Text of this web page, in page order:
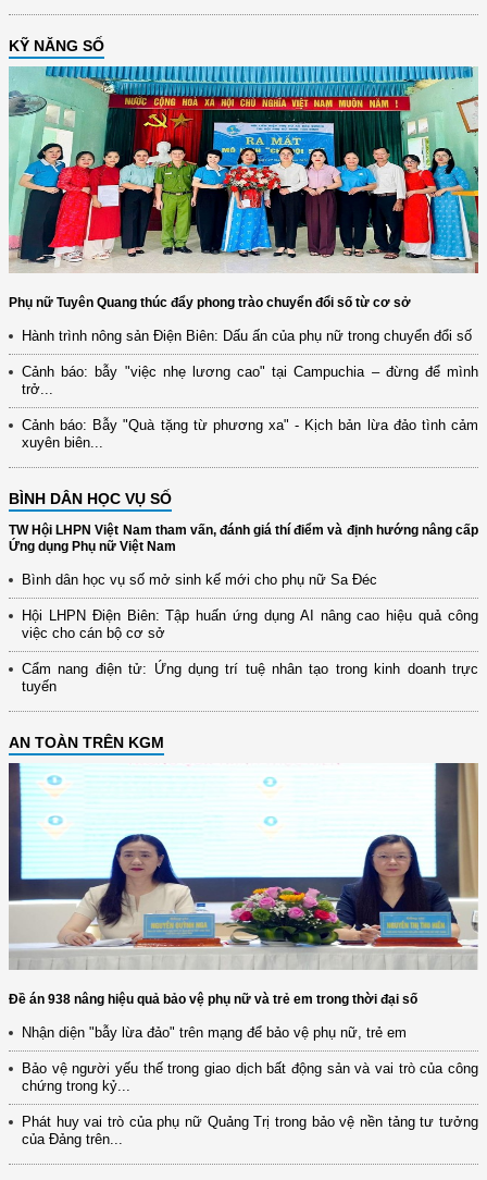
KỸ NĂNG SỐ
Phụ nữ Tuyên Quang thúc đẩy phong trào chuyển đổi số từ cơ sở
Hành trình nông sản Điện Biên: Dấu ấn của phụ nữ trong chuyển đổi số
Cảnh báo: bẫy "việc nhẹ lương cao" tại Campuchia – đừng để mình
trở...
Cảnh báo: Bẫy "Quà tặng từ phương xa" - Kịch bản lừa đảo tình cảm
xuyên biên...
BÌNH DÂN HỌC VỤ SỐ
TW Hội LHPN Việt Nam tham vấn, đánh giá thí điểm và định hướng nâng cấp
Ứng dụng Phụ nữ Việt Nam
Bình dân học vụ số mở sinh kế mới cho phụ nữ Sa Đéc
Hội LHPN Điện Biên: Tập huấn ứng dụng AI nâng cao hiệu quả công
việc cho cán bộ cơ sở
Cẩm nang điện tử: Ứng dụng trí tuệ nhân tạo trong kinh doanh trực
tuyến
AN TOÀN TRÊN KGM
Đề án 938 nâng hiệu quả bảo vệ phụ nữ và trẻ em trong thời đại số
Nhận diện "bẫy lừa đảo" trên mạng để bảo vệ phụ nữ, trẻ em
Bảo vệ người yếu thế trong giao dịch bất động sản và vai trò của công
chứng trong kỷ...
Phát huy vai trò của phụ nữ Quảng Trị trong bảo vệ nền tảng tư tưởng
của Đảng trên...